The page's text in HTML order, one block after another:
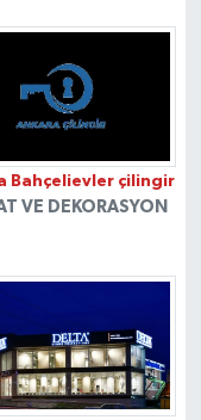
Bahçelievler çilingir
VE DEKORASYON